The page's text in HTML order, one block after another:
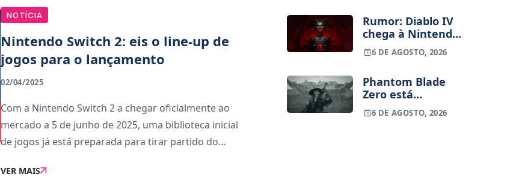
NOTÍCIA
Nintendo Switch 2: eis o line-up de
jogos para o lançamento
02/04/2025
Com a Nintendo Switch 2 a chegar oficialmente ao
mercado a 5 de junho de 2025, uma biblioteca inicial
de jogos já está preparada para tirar partido do
inclui uma combinação de títulos exclusiv
VER MAIS
Rumor: Diablo IV
chega à Nintendo
Switch 2 em
setembro e vai
um jogo novo
6 DE AGOSTO, 2026
Phantom Blade
Zero está
terminado, pré-
vendas começam
6 DE AGOSTO, 2026